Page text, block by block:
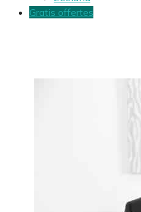
Gratis offertes